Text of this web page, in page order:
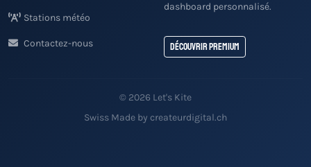
Stations météo
Contactez-nous
dashboard personnalisé.
Découvrir Premium
© 2026 Let's Kite
Swiss Made by createurdigital.ch